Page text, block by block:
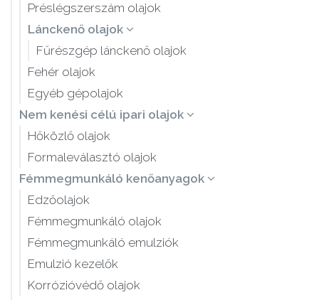
Préslégszerszám olajok
Lánckenő olajok
Fűrészgép lánckenő olajok
Fehér olajok
Egyéb gépolajok
Nem kenési célú ipari olajok
Hőközlő olajok
Formaleválasztó olajok
Fémmegmunkáló kenőanyagok
Edzőolajok
Fémmegmunkáló olajok
Fémmegmunkáló emulziók
Emulzió kezelők
Korrózióvédő olajok